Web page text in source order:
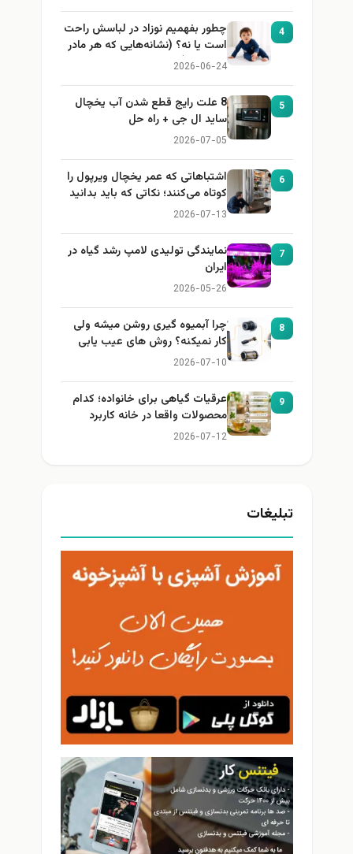
4
چطور بفهمیم نوزاد در لباسش راحت
است یا نه؟ (نشانه‌هایی که هر مادر
باید بداند)
2026-06-24
5
8 علت رایج قطع شدن آب یخچال
ساید ال جی + راه حل
2026-07-05
6
اشتباهاتی که عمر یخچال ویرپول را
کوتاه می‌کنند؛ نکاتی که باید بدانید
2026-07-13
7
نمایندگی تولیدی لامپ رشد گیاه در
ایران
2026-05-26
8
چرا آبمیوه گیری روشن میشه ولی
کار نمیکنه؟ روش های عیب یابی
2026-07-10
9
عرقیات گیاهی برای خانواده؛ کدام
محصولات واقعا در خانه کاربرد
دارند؟
2026-07-12
تبلیغات